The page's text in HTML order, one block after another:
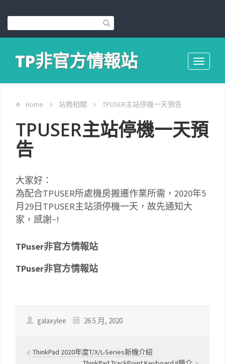
Toggle
TP非官方情報站
Home 站務相關 TPUSER主站停機一天預告
TPUSER主站停機一天預
告
大家好：
為配合TPUSER所處機房搬遷作業所需，2020年5
月29日TPUSER主站須停機一天，故先通知大
家，感謝~!
TPuser非官方情報站
TPuser非官方情報站
galaxylee 26 5 月, 2020
ThinkPad 2020年度T/X/L-Series新機介紹